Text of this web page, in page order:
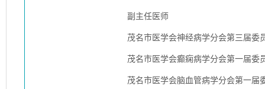
副主任医师
茂名市医学会神经病学分会第三届委
茂名市医学会癫痫病学分会第一届委
茂名市医学会脑血管病学分会第一届